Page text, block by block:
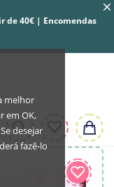
melhor
em OK,
desejar
fazê-lo
de 40€ | Encomendas